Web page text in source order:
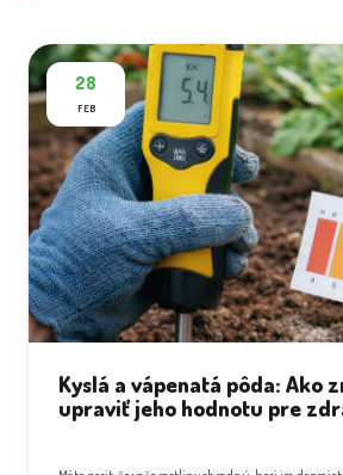
28
FEB
Kyslá a vápenatá pôda: Ako
upraviť jeho hodnotu pre